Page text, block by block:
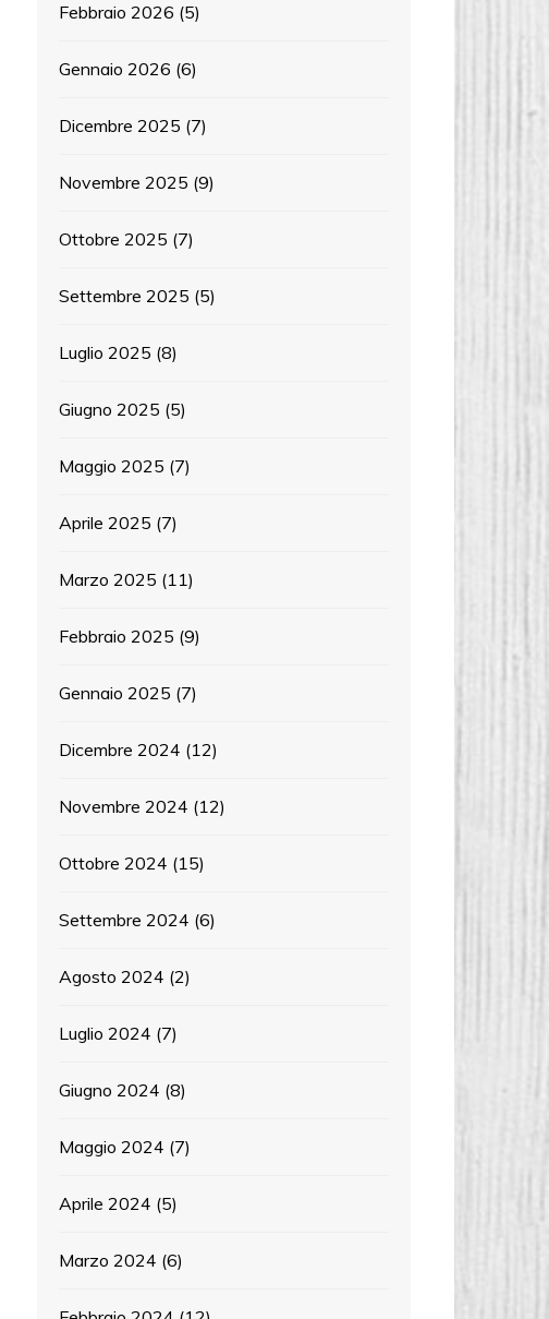
Febbraio 2026 (5)
Gennaio 2026 (6)
Dicembre 2025 (7)
Novembre 2025 (9)
Ottobre 2025 (7)
Settembre 2025 (5)
Luglio 2025 (8)
Giugno 2025 (5)
Maggio 2025 (7)
Aprile 2025 (7)
Marzo 2025 (11)
Febbraio 2025 (9)
Gennaio 2025 (7)
Dicembre 2024 (12)
Novembre 2024 (12)
Ottobre 2024 (15)
Settembre 2024 (6)
Agosto 2024 (2)
Luglio 2024 (7)
Giugno 2024 (8)
Maggio 2024 (7)
Aprile 2024 (5)
Marzo 2024 (6)